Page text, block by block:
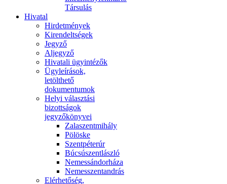
Társulás
Hivatal
Hirdetmények
Kirendeltségek
Jegyző
Aljegyző
Hivatali ügyintézők
Ügyleírások,
letölthető
dokumentumok
Helyi választási
bizottságok
jegyzőkönyvei
Zalaszentmihály
Pölöske
Szentpéterúr
Búcsúszentlászló
Nemessándorháza
Nemesszentandrás
Elérhetőség,